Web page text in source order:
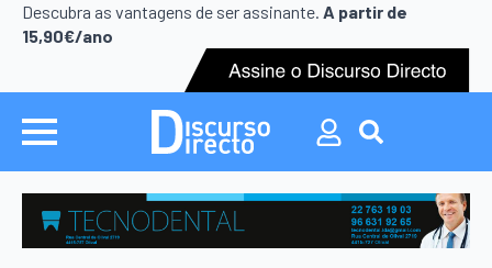
Descubra as vantagens de ser assinante. A partir de
15,90€/ano
Search
for:
Search